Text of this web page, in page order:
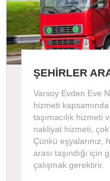
ŞEHİRLER
Varsoy Evden Eve
hizmeti
taşımacılık hizmeti
nakliyat hizmeti,
Çünkü eşyalarınız,
arası taşındığı
çalışmak gerektirir.